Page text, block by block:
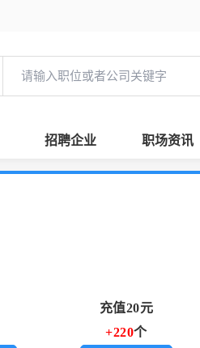
招聘企业 职场资讯
充值20元
+220个